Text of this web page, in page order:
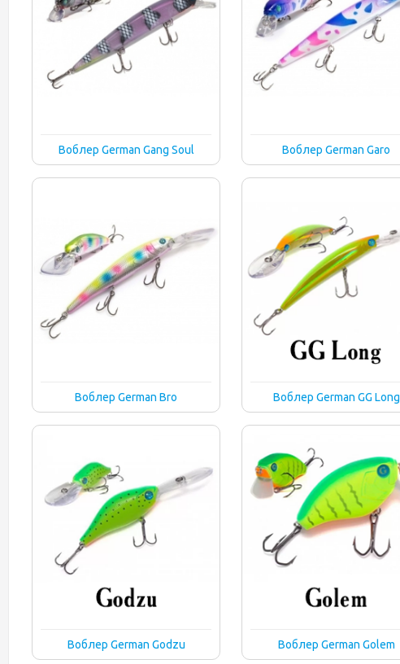
Воблер German Gang Soul Воблер German Garo
Воблер German Bro Воблер German GG Long
Воблер German Godzu Воблер German Golem